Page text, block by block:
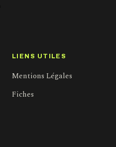
LIENS UTILES
Mentions Légales
Fiches